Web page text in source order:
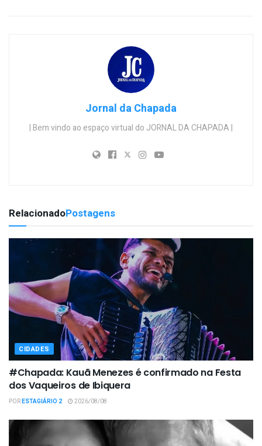
Jornal da Chapada
| Bem vindo ao espaço virtual do JORNAL DA CHAPADA |
RelacionadoPostagens
CIDADES
#Chapada: Kauã Menezes é confirmado na Festa
dos Vaqueiros de Ibiquera
PORESTAGIÁRIO 2 2026/08/08